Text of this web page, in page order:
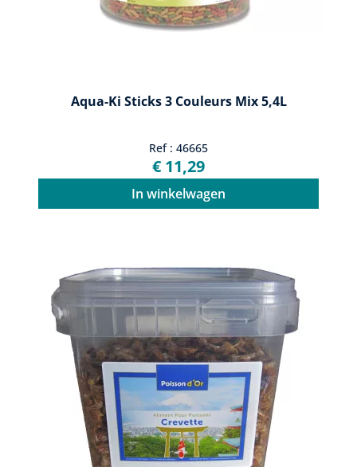
Aqua-Ki Sticks 3 Couleurs Mix 5,4L
Ref : 46665
€ 11,29
In winkelwagen